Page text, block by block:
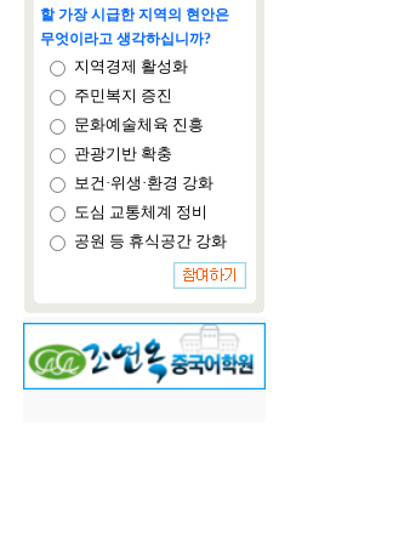
할 가장 시급한 지역의 현안은
무엇이라고 생각하십니까?
지역경제 활성화
주민복지 증진
문화예술체육 진흥
관광기반 확충
보건·위생·환경 강화
도심 교통체계 정비
공원 등 휴식공간 강화